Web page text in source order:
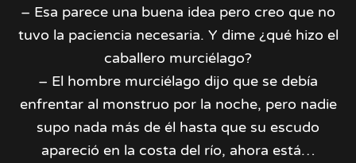
– Esa parece una buena idea pero creo que no
tuvo la paciencia necesaria. Y dime ¿qué hizo el
caballero murciélago?
– El hombre murciélago dijo que se debía
enfrentar al monstruo por la noche, pero nadie
supo nada más de él hasta que su escudo
apareció en la costa del río, ahora está…